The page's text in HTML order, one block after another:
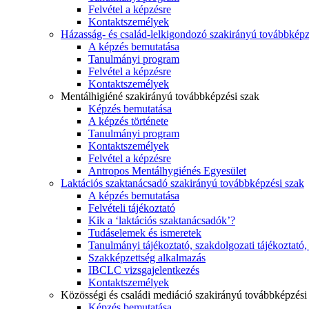
Felvétel a képzésre
Kontaktszemélyek
Házasság- és család-lelkigondozó szakirányú
A képzés bemutatása
Tanulmányi program
Felvétel a képzésre
Kontaktszemélyek
Mentálhigiéné szakirányú továbbképzési szak
Képzés bemutatása
A képzés története
Tanulmányi program
Kontaktszemélyek
Felvétel a képzésre
Antropos Mentálhygiénés Egyesület
Laktációs szaktanácsadó szakirányú továbbképzési szak
A képzés bemutatása
Felvételi tájékoztató
Kik a ‘laktációs szaktanácsadók’?
Tudáselemek és ismeretek
Tanulmányi tájékoztató, szakdolgozati
Szakképzettség alkalmazás
IBCLC vizsgajelentkezés
Kontaktszemélyek
Közösségi és családi mediáció szakirányú továbbképzési